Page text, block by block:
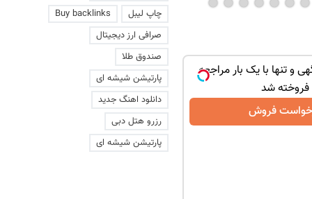
و تنها با یک بار مراجعه
فروخته شد
فروش
چاپ لیبل
Buy backlinks
صرافی ارز دیجیتال
صندوق طلا
پارتیشن شیشه ای
دانلود اهنگ جدید
رزرو هتل دبی
پارتیشن شیشه ای